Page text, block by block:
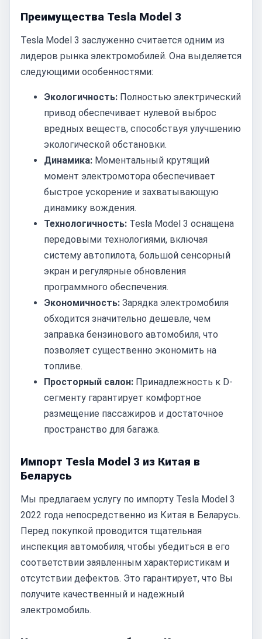
Преимущества Tesla Model 3
Tesla Model 3 заслуженно считается одним из
лидеров рынка электромобилей. Она выделяется
следующими особенностями:
Экологичность: Полностью электрический
привод обеспечивает нулевой выброс
вредных веществ, способствуя улучшению
экологической обстановки.
Динамика: Моментальный крутящий
момент электромотора обеспечивает
быстрое ускорение и захватывающую
динамику вождения.
Технологичность: Tesla Model 3 оснащена
передовыми технологиями, включая
систему автопилота, большой сенсорный
экран и регулярные обновления
программного обеспечения.
Экономичность: Зарядка электромобиля
обходится значительно дешевле, чем
заправка бензинового автомобиля, что
позволяет существенно экономить на
топливе.
Просторный салон: Принадлежность к D-
сегменту гарантирует комфортное
размещение пассажиров и достаточное
пространство для багажа.
Импорт Tesla Model 3 из Китая в
Беларусь
Мы предлагаем услугу по импорту Tesla Model 3
2022 года непосредственно из Китая в Беларусь.
Перед покупкой проводится тщательная
инспекция автомобиля, чтобы убедиться в его
соответствии заявленным характеристикам и
отсутствии дефектов. Это гарантирует, что Вы
получите качественный и надежный
электромобиль.